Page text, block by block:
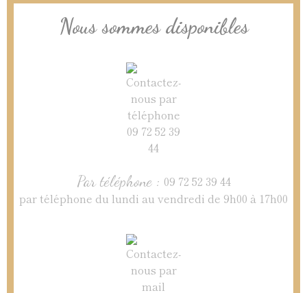
Nous sommes disponibles
Par téléphone : 09 72 52 39 44
par téléphone du lundi au vendredi de 9h00 à 17h00